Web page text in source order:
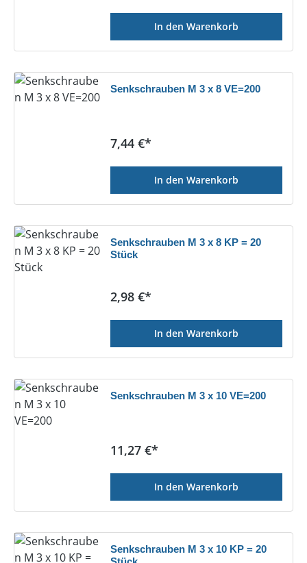
In den Warenkorb
Senkschrauben M 3 x 8 VE=200
Regulärer Preis:
7,44 €*
In den Warenkorb
Senkschrauben M 3 x 8 KP = 20
Stück
Regulärer Preis:
2,98 €*
In den Warenkorb
Senkschrauben M 3 x 10 VE=200
Regulärer Preis:
11,27 €*
In den Warenkorb
Senkschrauben M 3 x 10 KP = 20